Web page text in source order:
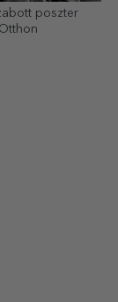
poszter